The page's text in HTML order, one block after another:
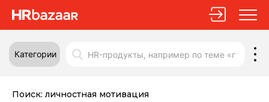
Категории
Поиск: личностная мотивация